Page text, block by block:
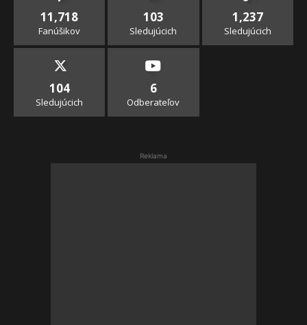
11,718
Fanúšikov
103
Sledujúcich
1,237
Sledujúcich
104
Sledujúcich
6
Odberateľov
Reklama